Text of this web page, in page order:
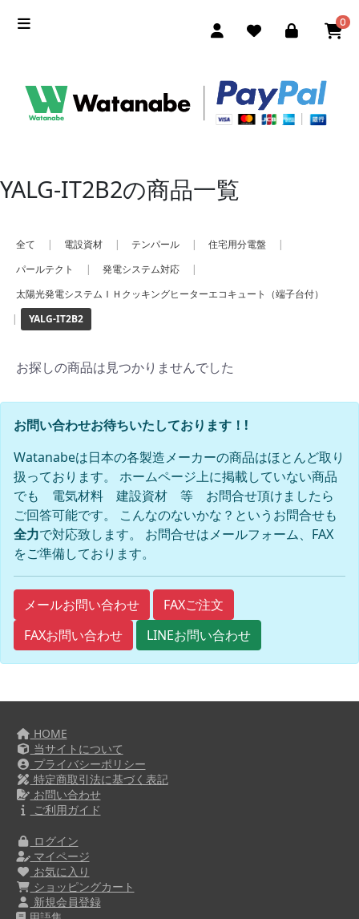
0
YALG-IT2B2の商品一覧
全て | 電設資材 | テンパール | 住宅用分電盤
|
パールテクト
| 発電システム対応
|
太陽光発電システムＩＨクッキングヒーターエコキュート（端子台付）
|
YALG-IT2B2
お探しの商品は見つかりませんでした
お問い合わせお待ちいたしております！!
Watanabeは日本の各製造メーカーの商品はほとんど取り
扱っております。 ホームページ上に掲載していない商品
でも 電気材料 建設資材 等 お問合せ頂けましたら
ご回答可能です。 こんなのないかな？というお問合せも
全力で対応致します。 お問合せはメールフォーム、FAX
をご準備しております。
メールお問い合わせ
FAXご注文
FAXお問い合わせ
LINEお問い合わせ
HOME
当サイトについて
プライバシーポリシー
特定商取引法に基づく表記
お問い合わせ
ご利用ガイド
ログイン
マイページ
お気に入り
ショッピングカート
新規会員登録